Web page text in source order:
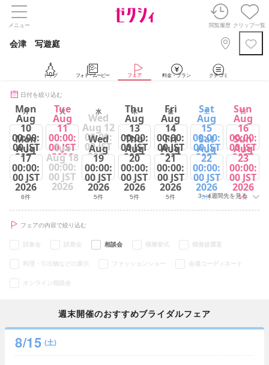
メニュー 閲覧履歴 クリップ一覧
会津 写遊庭
トップ フォト・ムービー フェア 料金・プラン クチコミ
日付を絞り込む
月 火 水 木 金 土 日
Mon
Aug
10
00:00:
00 JST
2026
5件
Tue
Aug
11
00:00:
00 JST
2026
6件
Wed
Aug 12
00:00:
00 JST
2026
Thu
Aug
13
00:00:
00 JST
2026
6件
Fri
Aug
14
00:00:
00 JST
2026
6件
Sat
Aug
15
00:00:
00 JST
2026
6件
Sun
Aug
16
00:00:
00 JST
2026
6件
Mon
Aug
17
00:00:
00 JST
2026
6件
Tue
Aug 18
00:00:
00 JST
2026
Wed
Aug
19
00:00:
00 JST
2026
5件
Thu
Aug
20
00:00:
00 JST
2026
5件
Fri
Aug
21
00:00:
00 JST
2026
5件
Sat
Aug
22
00:00:
00 JST
2026
5件
Sun
Aug
23
00:00:
00 JST
2026
5件
3～4週間先を見る
フェアの内容で絞り込む
試食会 試着会 相談会 模擬挙式 模擬披露宴
料理・引出物などの展示 ファッションショー 会場コーディネート
オンライン相談会
週末開催のおすすめブライダルフェア
8/15 (土)